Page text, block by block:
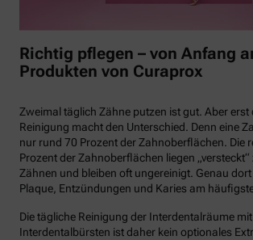
Richtig pflegen – von Anfang
Produkten von Curaprox
Zweimal täglich Zähne putzen ist gut. Aber erst
Reinigung macht den Unterschied. Denn eine
nur rund 70 Prozent der Zahnoberflächen. Die
Prozent der Zahnoberflächen liegen
Zähnen und bleiben oft ungereinigt. Genau
Plaque, Entzündungen und Karies am
Die tägliche Reinigung der Interdentalräume mit
Interdentalbürsten ist daher kein optionales